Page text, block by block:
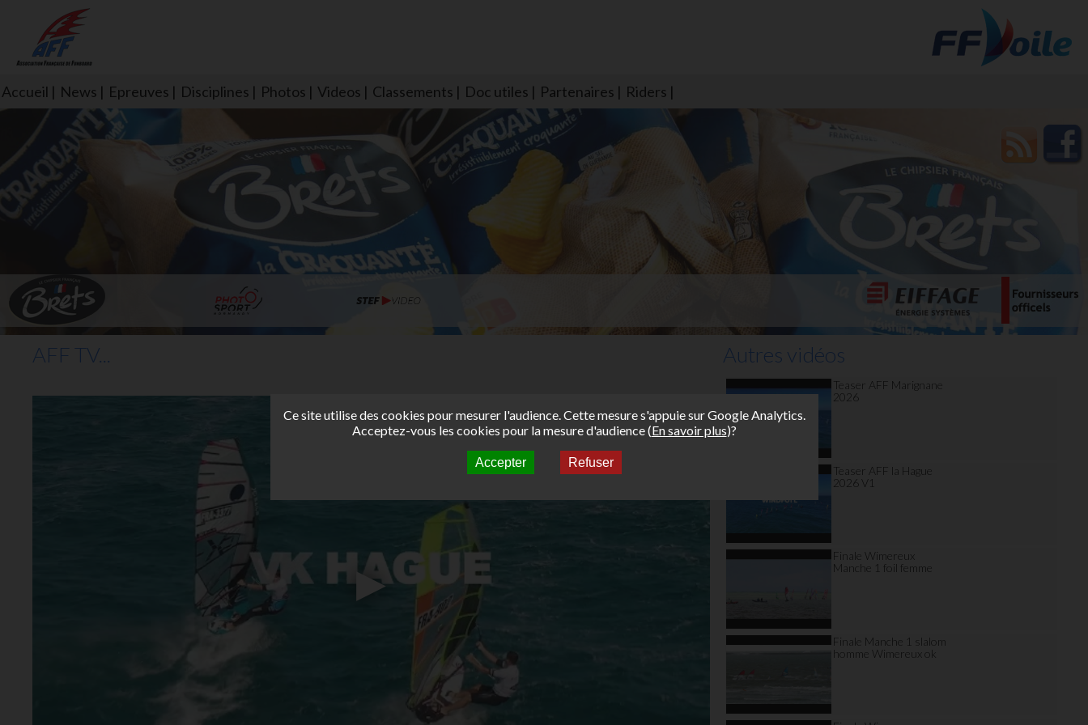
Accueil News Epreuves Disciplines Photos Videos Classements Doc utiles Partenaires Riders
L'aff soutient les SNS253 et SNS604 qui veillent sur nous pour que l'eau salée n'ait jamais le goût des
AFF TV... Autres vidéos
Teaser AFF Marignane
2026
Teaser AFF la Hague
2026 V1
Finale Wimereux
Manche 1 foil femme
Finale Manche 1 slalom
homme Wimereux ok
Ce site utilise des cookies pour mesurer l'audience. Cette mesure s'appuie sur Google Analytics.
Acceptez-vous les cookies pour la mesure d'audience (En savoir plus)?
Accepter Refuser